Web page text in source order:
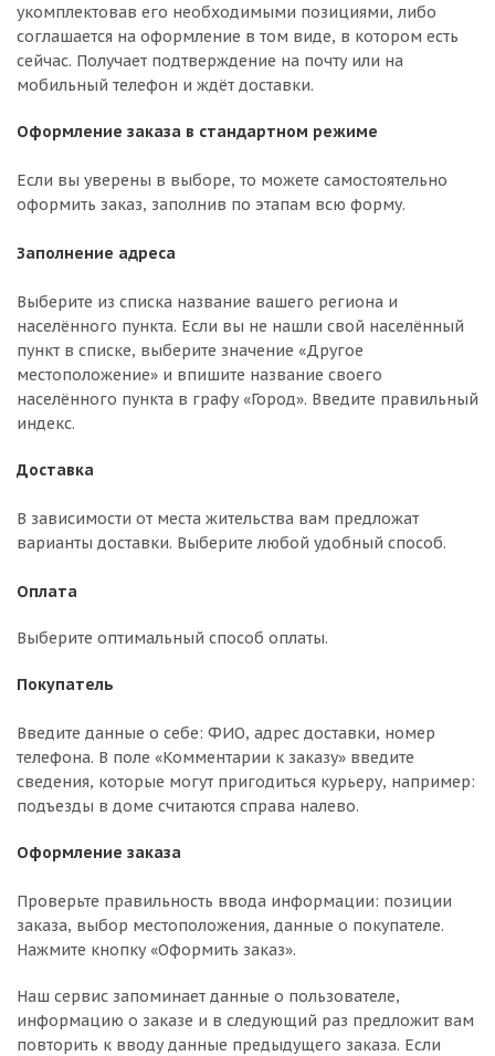
укомплектовав его необходимыми позициями, либо
соглашается на оформление в том виде, в котором есть
сейчас. Получает подтверждение на почту или на
мобильный телефон и ждёт доставки.
Оформление заказа в стандартном режиме
Если вы уверены в выборе, то можете самостоятельно
оформить заказ, заполнив по этапам всю форму.
Заполнение адреса
Выберите из списка название вашего региона и
населённого пункта. Если вы не нашли свой населённый
пункт в списке, выберите значение «Другое
местоположение» и впишите название своего
населённого пункта в графу «Город». Введите правильный
индекс.
Доставка
В зависимости от места жительства вам предложат
варианты доставки. Выберите любой удобный способ.
Оплата
Выберите оптимальный способ оплаты.
Покупатель
Введите данные о себе: ФИО, адрес доставки, номер
телефона. В поле «Комментарии к заказу» введите
сведения, которые могут пригодиться курьеру, например:
подъезды в доме считаются справа налево.
Оформление заказа
Проверьте правильность ввода информации: позиции
заказа, выбор местоположения, данные о покупателе.
Нажмите кнопку «Оформить заказ».
Наш сервис запоминает данные о пользователе,
информацию о заказе и в следующий раз предложит вам
повторить к вводу данные предыдущего заказа. Если